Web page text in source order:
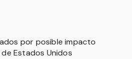
por posible impacto
Estados Unidos